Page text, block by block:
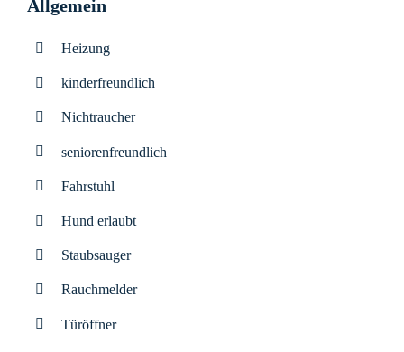
Allgemein
Heizung
kinderfreundlich
Nichtraucher
seniorenfreundlich
Fahrstuhl
Hund erlaubt
Staubsauger
Rauchmelder
Türöffner